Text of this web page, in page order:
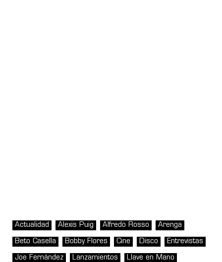
Actualidad Alexis Puig Alfredo Rosso Arenga
Beto Casella Bobby Flores Cine Disco Entrevistas
Joe Fernández Lanzamientos Llave en Mano